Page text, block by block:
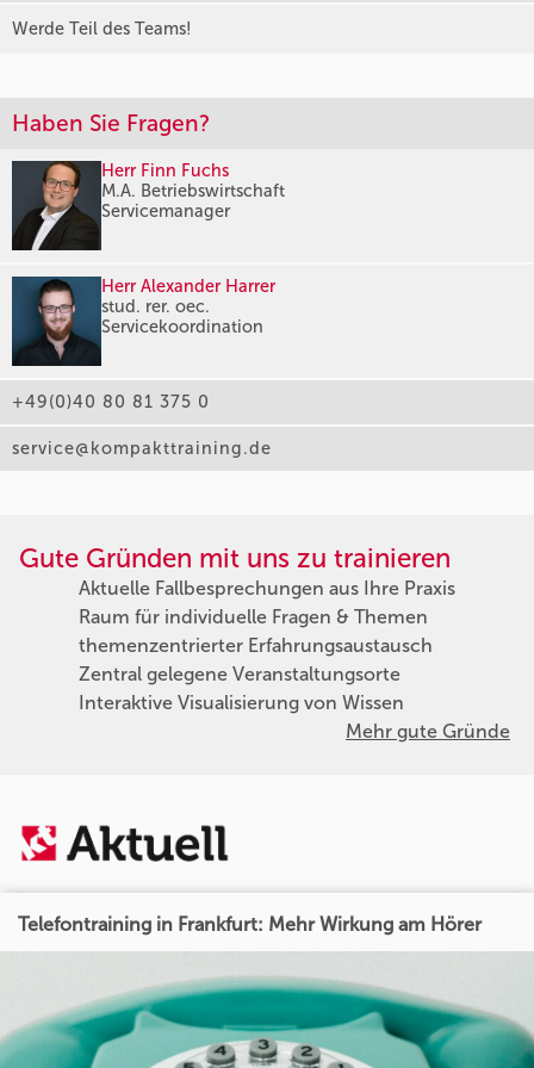
Werde Teil des Teams!
Haben Sie Fragen?
Herr Finn Fuchs
M.A. Betriebswirtschaft
Servicemanager
Herr Alexander Harrer
stud. rer. oec.
Servicekoordination
+49(0)40 80 81 375 0
service@kompakttraining.de
Gute Gründen mit uns zu trainieren
Aktuelle Fallbesprechungen aus Ihre Praxis
Raum für individuelle Fragen & Themen
themenzentrierter Erfahrungsaustausch
Zentral gelegene Veranstaltungsorte
Interaktive Visualisierung von Wissen
Mehr gute Gründe
Telefontraining in Frankfurt: Mehr Wirkung am Hörer